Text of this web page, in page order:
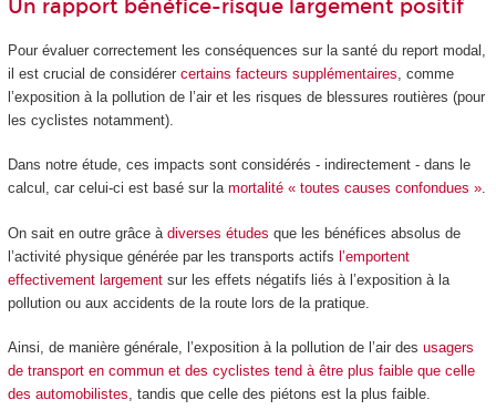
Un rapport bénéfice-risque largement positif
Pour évaluer correctement les conséquences sur la santé du report modal,
il est crucial de considérer certains facteurs supplémentaires , comme
l’exposition à la pollution de l’air et les risques de blessures routières (pour
les cyclistes notamment).
Dans notre étude, ces impacts sont considérés - indirectement - dans le
calcul, car celui-ci est basé sur la mortalité « toutes causes confondues ».
On sait en outre grâce à diverses études que les bénéfices absolus de
l’activité physique générée par les transports actifs l’emportent
effectivement largementsur les effets négatifs liés à l’exposition à la
pollution ou aux accidents de la route lors de la pratique.
Ainsi, de manière générale, l’exposition à la pollution de l’air des usagers
de transport en commun et des cyclistes tend à être plus faible que celle
des automobilistes, tandis que celle des piétons est la plus faible.